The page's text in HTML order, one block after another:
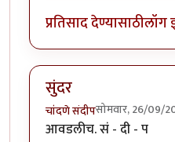
प्रतिसाद देण्यासाठीलॉग
सुंदर
चांदणे संदीपसोमवार, 26/09/
आवडलीच. सं - दी - प